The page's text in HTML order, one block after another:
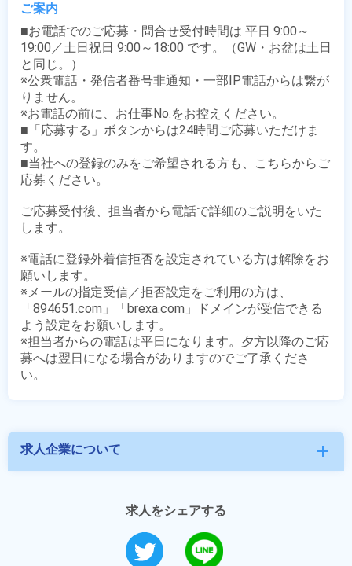
ご案内
■お電話でのご応募・問合せ受付時間は 平日 9:00～
19:00／土日祝日 9:00～18:00 です。（GW・お盆は土日
と同じ。）
※公衆電話・発信者番号非通知・一部IP電話からは繋が
りません。
※お電話の前に、お仕事No.をお控えください。
■「応募する」ボタンからは24時間ご応募いただけま
す。
■当社への登録のみをご希望される方も、こちらからご
応募ください。
ご応募受付後、担当者から電話で詳細のご説明をいた
します。
※電話に登録外着信拒否を設定されている方は解除をお
願いします。
※メールの指定受信／拒否設定をご利用の方は、
「894651.com」「brexa.com」ドメインが受信できる
よう設定をお願いします。
※担当者からの電話は平日になります。夕方以降のご応
募へは翌日になる場合がありますのでご了承くださ
求人企業について add
求人をシェアする